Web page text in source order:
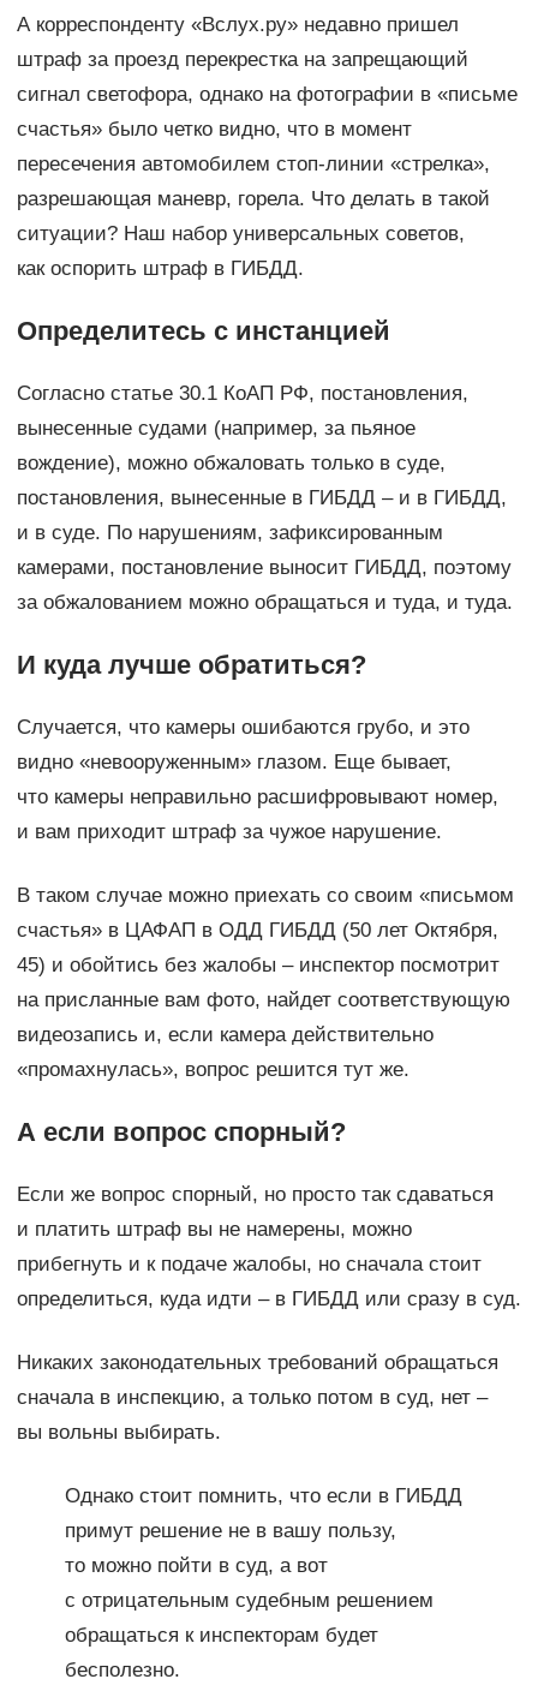
А корреспонденту «Вслух.ру» недавно пришел
штраф за проезд перекрестка на запрещающий
сигнал светофора, однако на фотографии в «письме
счастья» было четко видно, что в момент
пересечения автомобилем стоп-линии «стрелка»,
разрешающая маневр, горела. Что делать в такой
ситуации? Наш набор универсальных советов,
как оспорить штраф в ГИБДД.
Определитесь с инстанцией
Согласно статье 30.1 КоАП РФ, постановления,
вынесенные судами (например, за пьяное
вождение), можно обжаловать только в суде,
постановления, вынесенные в ГИБДД – и в ГИБДД,
и в суде. По нарушениям, зафиксированным
камерами, постановление выносит ГИБДД, поэтому
за обжалованием можно обращаться и туда, и туда.
И куда лучше обратиться?
Случается, что камеры ошибаются грубо, и это
видно «невооруженным» глазом. Еще бывает,
что камеры неправильно расшифровывают номер,
и вам приходит штраф за чужое нарушение.
В таком случае можно приехать со своим «письмом
счастья» в ЦАФАП в ОДД ГИБДД (50 лет Октября,
45) и обойтись без жалобы – инспектор посмотрит
на присланные вам фото, найдет соответствующую
видеозапись и, если камера действительно
«промахнулась», вопрос решится тут же.
А если вопрос спорный?
Если же вопрос спорный, но просто так сдаваться
и платить штраф вы не намерены, можно
прибегнуть и к подаче жалобы, но сначала стоит
определиться, куда идти – в ГИБДД или сразу в суд.
Никаких законодательных требований обращаться
сначала в инспекцию, а только потом в суд, нет –
вы вольны выбирать.
Однако стоит помнить, что если в ГИБДД
примут решение не в вашу пользу,
то можно пойти в суд, а вот
с отрицательным судебным решением
обращаться к инспекторам будет
бесполезно.